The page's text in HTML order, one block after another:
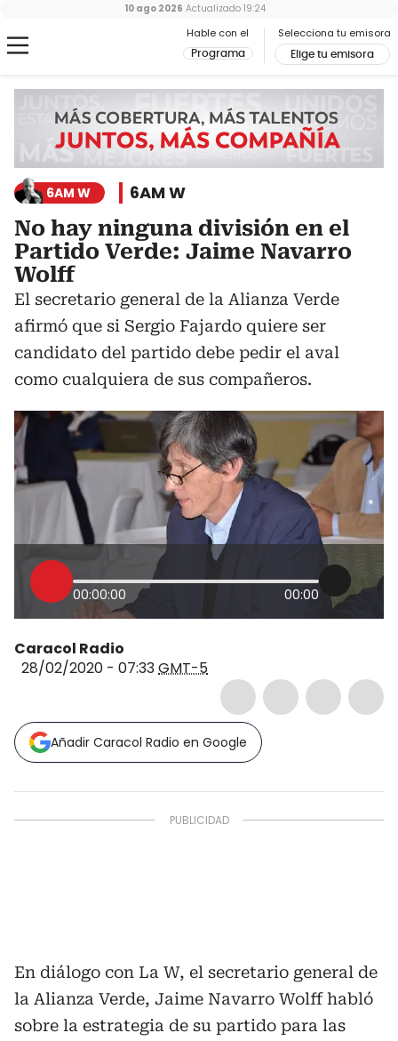
Hable con el
Programa
Selecciona tu emisora
Elige tu emisora
10 ago 2026 Actualizado 19:24
6AM W 6AM W
No hay ninguna división en el
Partido Verde: Jaime Navarro
Wolff
El secretario general de la Alianza Verde
afirmó que si Sergio Fajardo quiere ser
candidato del partido debe pedir el aval
como cualquiera de sus compañeros.
00:00:00 00:00
Caracol Radio
28/02/2020 - 07:33GMT-5
Añadir Caracol Radio en Google
En diálogo con La W, el secretario general de
la Alianza Verde, Jaime Navarro Wolff habló
sobre la estrategia de su partido para las